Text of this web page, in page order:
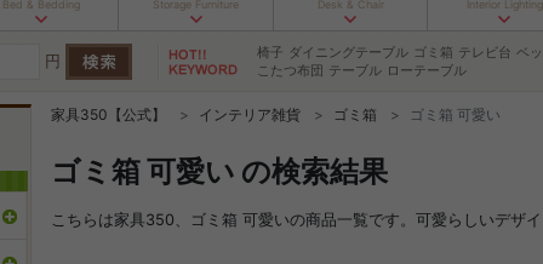
Bed & Bedding Storage Furniture Desk & Chair Interior Lighting
円 椅子 ダイニングテーブル ゴミ箱 テレビ台 ベ
こたつ布団 テーブル ローテーブル
家具350【公式】 インテリア雑貨 ゴミ箱 ゴミ箱 可愛い
ゴミ箱 可愛い の検索結果
こちらは家具350、ゴミ箱 可愛いの商品一覧です。可愛らしいデザ